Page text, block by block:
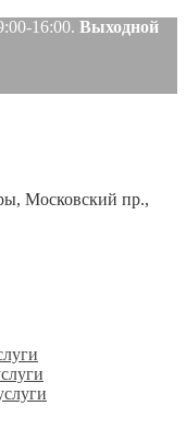
16:00. Выходной
Московский пр.,